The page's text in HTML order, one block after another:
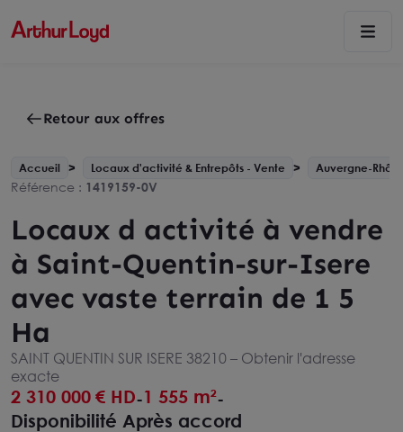
Retour aux offres
Accueil Locaux d'activité & Entrepôts - Vente Auvergne-
Référence : 1419159-0V
Locaux d activité à vendre
à Saint-Quentin-sur-Isere
avec vaste terrain de 1 5
Ha
SAINT QUENTIN SUR ISERE 38210 – Obtenir l'adresse
exacte
2 310 000 € HD-1 555 m²-
Disponibilité Après accord